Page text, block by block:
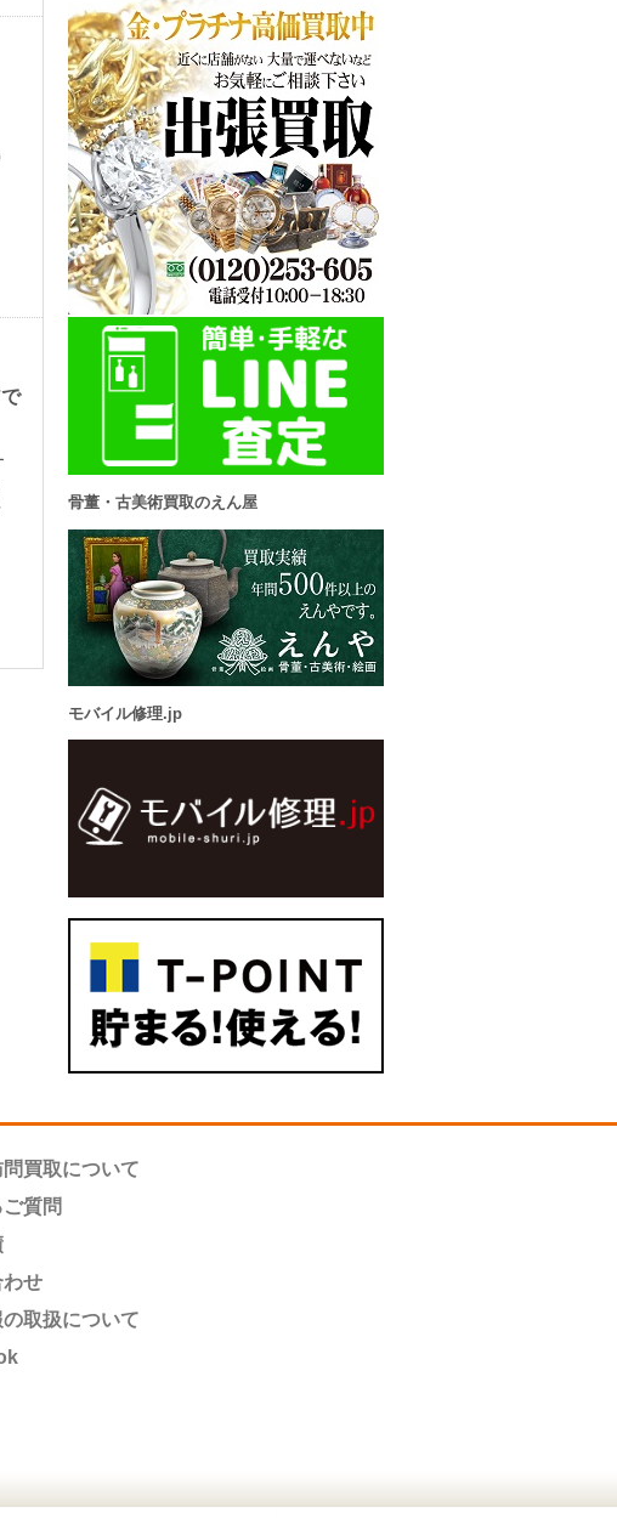
骨董・古美術買取のえん屋
モバイル修理.jp
買取について
質問
わせ
取扱について